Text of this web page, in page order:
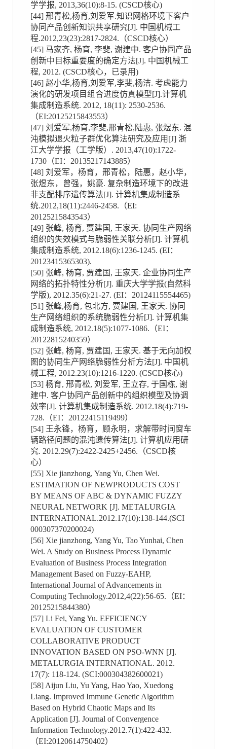
学学报, 2013,36(10):8-15. (CSCD核心)
[44] 邢青松,杨育,刘爱军.知识网格环境下客户
协同产品创新知识共享研究[J]. 中国机械工
程.2012,23(23):2817-2824.（CSCD核心）
[45] 马家齐, 杨育, 李斐, 谢建中. 客户协同产品
创新中目标重要度的确定方法[J]. 中国机械工
程, 2012. (CSCD核心，已录用)
[46] 赵小华,杨育,刘爱军,李斐,杨洁. 考虑能力
演化的研发项目组合进度仿真模型[J].计算机
集成制造系统. 2012, 18(11): 2530-2536.
（EI:20125215843553）
[47] 刘爱军,杨育,李斐,邢青松,陆惠, 张煜东. 混
沌模拟退火粒子群优化算法研究及应用[J] 浙
江大学学报（工学版）. 2013,47(10):1722-
1730（EI：20135217143885）
[48] 刘爱军，杨育，邢青松，陆惠，赵小华，
张煜东，曾强，姚豪. 复杂制造环境下的改进
非支配排序遗传算法[J]. 计算机集成制造系
统.2012,18(11):2446-2458.（EI:
20125215843543）
[49] 张峰, 杨育, 贾建国, 王家天. 协同生产网络
组织的失效模式与脆弱性关联分析[J]. 计算机
集成制造系统, 2012.18(6):1236-1245. (EI：
20123415365303).
[50] 张峰, 杨育, 贾建国, 王家天. 企业协同生产
网络的拓扑特性分析[J]. 重庆大学学报(自然科
学版), 2012.35(6):21-27. (EI：20124115554465)
[51] 张峰,杨育, 包北方, 贾建国, 王家天. 协同
生产网络组织的系统脆弱性分析[J]. 计算机集
成制造系统, 2012.18(5):1077-1086.（EI：
20122815240359）
[52] 张峰, 杨育, 贾建国, 王家天. 基于无向加权
图的协同生产网络脆弱性分析方法[J]. 中国机
械工程, 2012.23(10):1216-1220. (CSCD核心)
[53] 杨育, 邢青松, 刘爱军, 王立存, 于国栋, 谢
建中. 客户协同产品创新中的组织模型及协调
效率[J]. 计算机集成制造系统. 2012.18(4):719-
728.（EI：20122415119499）
[54] 王永锋，杨育，顾永明，求解带时间窗车
辆路径问题的混沌遗传算法[J]. 计算机应用研
究. 2012.29(7):2422-2425+2456.（CSCD核
心）
[55] Xie jianzhong, Yang Yu, Chen Wei.
ESTIMATION OF NEWPRODUCTS COST
BY MEANS OF ABC & DYNAMIC FUZZY
NEURAL NETWORK [J]. METALURGIA
INTERNATIONAL.2012.17(10):138-144.(SCI
000307370200024)
[56] Xie jianzhong, Yang Yu, Tao Yunhai, Chen
Wei. A Study on Business Process Dynamic
Evaluation of Business Process Integration
Management Based on Fuzzy-EAHP,
International Journal of Advancements in
Computing Technology.2012,4(22):56-65.（EI：
20125215844380）
[57] Li Fei, Yang Yu. EFFICIENCY
EVALUATION OF CUSTOMER
COLLABORATIVE PRODUCT
INNOVATION BASED ON PSO-WNN [J].
METALURGIA INTERNATIONAL. 2012.
17(7): 118-124. (SCI:000304382600021)
[58] Aijun Liu, Yu Yang, Hao Yao, Xuedong
Liang. Improved Immune Genetic Algorithm
Based on Hybrid Chaotic Maps and Its
Application [J]. Journal of Convergence
Information Technology.2012.7(1):422-432.
（EI:20120614750402）